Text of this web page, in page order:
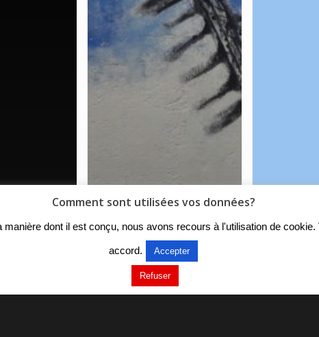
Comment sont utilisées vos données?
dont il est conçu, nous avons recours à l'utilisation de
accord. Accepter
Refuser